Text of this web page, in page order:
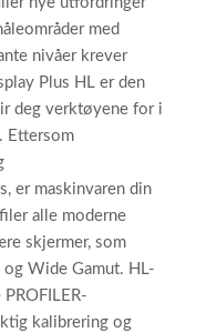
med
nivåer krever
Plus HL er den
deg verktøyene for i
Ettersom
er maskinvaren din
alle moderne
skjermer, som
og Wide Gamut. HL-
kalibrering og